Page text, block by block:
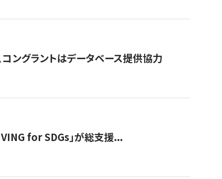
ングラントはデータベース提供協力
for SDGs」が総支援...